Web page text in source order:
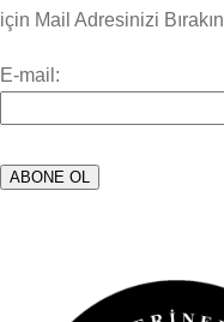
için Mail Adresinizi Bırakın
E-mail: